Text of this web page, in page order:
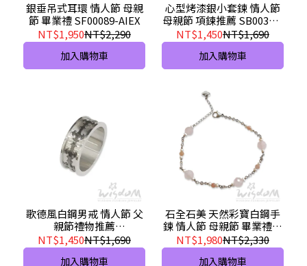
銀垂吊式耳環 情人節 母親
節 畢業禮 SF00089-AIEX
NT$1,950NT$2,290
加入購物車
心型烤漆銀小套鍊 情人節
母親節 項鍊推薦 SB00367-
ACEX
NT$1,450NT$1,690
加入購物車
歌德風白鋼男戒 情人節 父
親節禮物推薦
H01BNA00015-ACEX
NT$1,450NT$1,690
加入購物車
石全石美 天然彩寶白鋼手
鍊 情人節 母親節 畢業禮物
推薦 ZNC00021-AIHX
NT$1,980NT$2,330
加入購物車